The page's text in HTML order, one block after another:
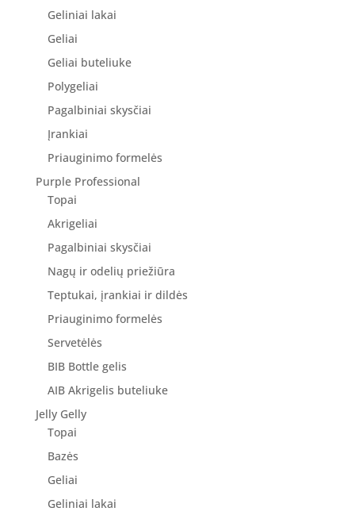
Geliniai lakai
Geliai
Geliai buteliuke
Polygeliai
Pagalbiniai skysčiai
Įrankiai
Priauginimo formelės
Purple Professional
Topai
Akrigeliai
Pagalbiniai skysčiai
Nagų ir odelių priežiūra
Teptukai, įrankiai ir dildės
Priauginimo formelės
Servetėlės
BIB Bottle gelis
AIB Akrigelis buteliuke
Jelly Gelly
Topai
Bazės
Geliai
Geliniai lakai